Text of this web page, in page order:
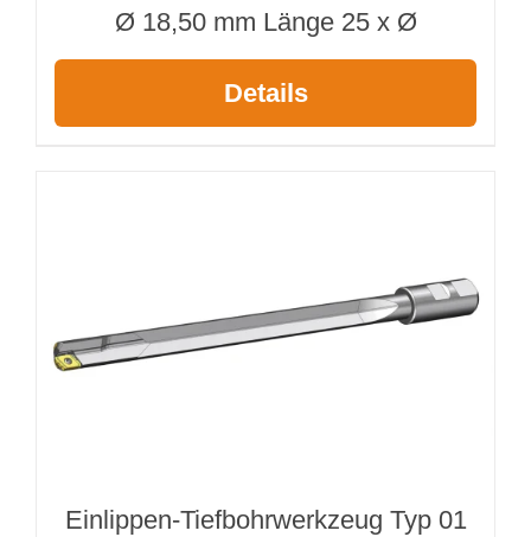
Ø 18,50 mm Länge 25 x Ø
Details
Einlippen-Tiefbohrwerkzeug Typ 01